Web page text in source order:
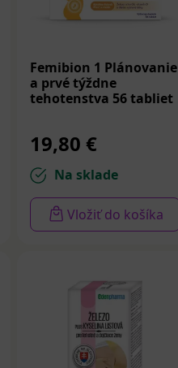
Femibion 1 Plánovanie
a prvé týždne
tehotenstva 56 tabliet
19,80 €
Na sklade
Vložiť do košíka